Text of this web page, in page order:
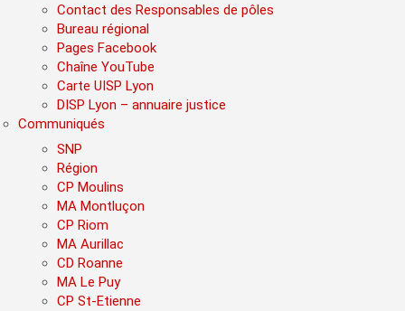
Contact des Responsables de pôles
Bureau régional
Pages Facebook
Chaîne YouTube
Carte UISP Lyon
DISP Lyon – annuaire justice
Communiqués
SNP
Région
CP Moulins
MA Montluçon
CP Riom
MA Aurillac
CD Roanne
MA Le Puy
CP St-Etienne